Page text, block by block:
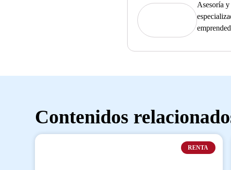
Asesoría
Contenidos
RENTA